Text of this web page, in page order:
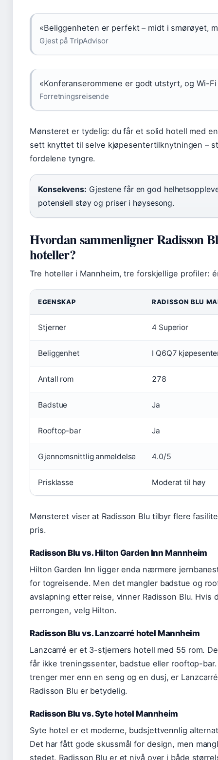
«Beliggenheten er perfekt – midt i smørøyet,
Gjest på TripAdvisor
«Konferanserommene er godt utstyrt, og Wi-
Forretningsreisende
Mønsteret er tydelig: du får et solid hotell med
sett knyttet til selve kjøpesentertilknytningen –
fordelene tyngre.
Konsekvens: Gjestene får en god
potensiell støy og priser i høysesong.
Hvordan sammenligner Radisson
hoteller?
Tre hoteller i Mannheim, tre forskjellige profiler:
EGENSKAP RADISSON BLU
Stjerner 4 Superior
Beliggenhet I Q6Q7
Antall rom 278
Badstue Ja
Rooftop-bar Ja
Gjennomsnittlig anmeldelse 4.0/5
Prisklasse Moderat til høy
Mønsteret viser at Radisson Blu tilbyr flere
pris.
Radisson Blu vs. Hilton Garden Inn Mannheim
Hilton Garden Inn ligger enda nærmere
for togreisende. Men det mangler badstue og
avslapning etter reise, vinner Radisson Blu. Hvis
perrongen, velg Hilton.
Radisson Blu vs. Lanzcarré hotel Mannheim
Lanzcarré er et 3-stjerners hotell med 55 rom.
får ikke treningssenter, badstue eller rooftop-
trenger mer enn en seng og en dusj, er
Radisson Blu er betydelig.
Radisson Blu vs. Syte hotel Mannheim
Syte hotel er et moderne, budsjettvennlig
Det har fått gode skussmål for design, men
stedet. Radisson Blu er et nivå over i både